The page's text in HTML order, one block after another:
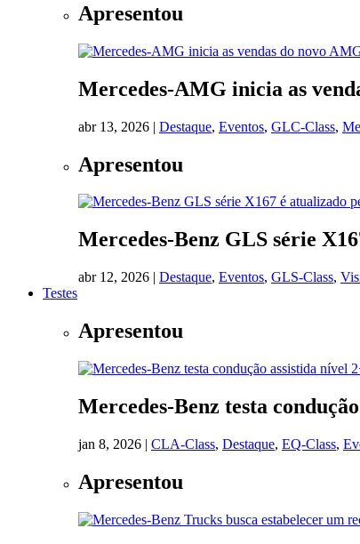
Apresentou
Mercedes-AMG inicia as
abr 13, 2026 | Destaque, Eventos, GLC-Class,
Apresentou
Mercedes-Benz GLS série
abr 12, 2026 | Destaque, Eventos, GLS-Class,
Testes
Apresentou
Mercedes-Benz testa
jan 8, 2026 | CLA-Class, Destaque, EQ-Class,
Apresentou